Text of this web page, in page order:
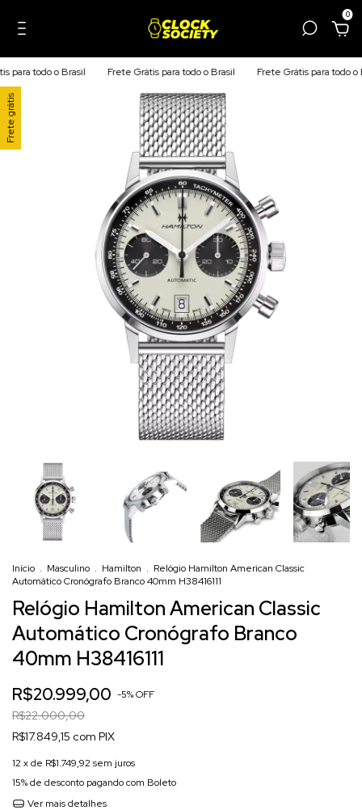
0
todo o Brasil Frete Grátis para todo o Brasil Frete Grátis para todo o
Frete grátis
Início . Masculino . Hamilton . Relógio Hamilton American Classic
Automático Cronógrafo Branco 40mm H38416111
Relógio Hamilton American Classic
Automático Cronógrafo Branco
40mm H38416111
R$20.999,00 -5%OFF
R$22.000,00
R$17.849,15 com PIX
12 x de R$1.749,92 sem juros
15% de desconto pagando com Boleto
Ver mais detalhes